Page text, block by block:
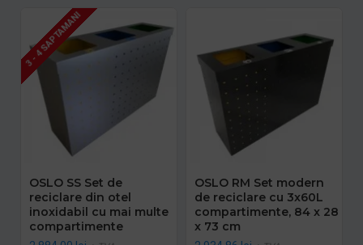
3 - 4 SAPTAMANI
OSLO SS Set de
reciclare din otel
inoxidabil cu mai multe
compartimente
OSLO RM Set modern
de reciclare cu 3x60L
compartimente, 84 x 28
x 73 cm